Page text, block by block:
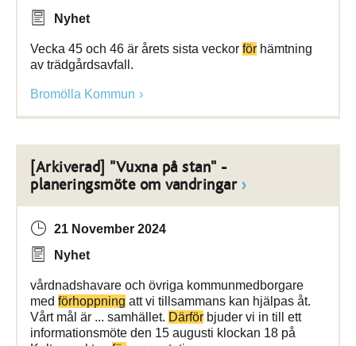
Nyhet
Vecka 45 och 46 är årets sista veckor för hämtning
av trädgårdsavfall.
Bromölla Kommun
[Arkiverad] "Vuxna på stan" -
planeringsmöte om vandringar
21 November 2024
Nyhet
vårdnadshavare och övriga kommunmedborgare
med förhoppning att vi tillsammans kan hjälpas åt.
Vårt mål är ... samhället. Därför bjuder vi in till ett
informationsmöte den 15 augusti klockan 18 på